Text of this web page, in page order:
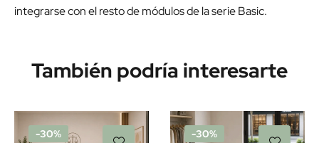
integrarse con el resto de módulos de la serie Basic.
También podría interesarte
-30% -30%